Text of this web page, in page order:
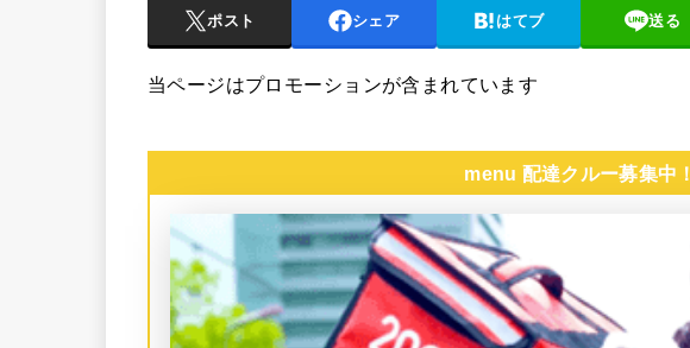
ポスト シェア はてブ 送る
当ページはプロモーションが含まれています
menu 配達クルー募集中！